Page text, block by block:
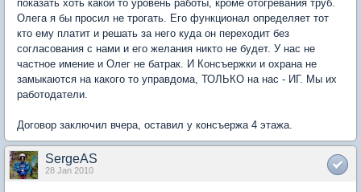
показать хоть какой то уровень работы, кроме отогревания труб.
Олега я бы просил не трогать. Его функционал определяет тот
кто ему платит и решать за него куда он переходит без
согласования с нами и его желания никто не будет. У нас не
частное имение и Олег не батрак. И Консъержки и охрана не
замыкаются на какого то управдома, ТОЛЬКО на нас - ИГ. Мы их
работодатели.
Договор заключил вчера, оставил у консъержа 4 этажа.
SergeAS
28 Jan 2010